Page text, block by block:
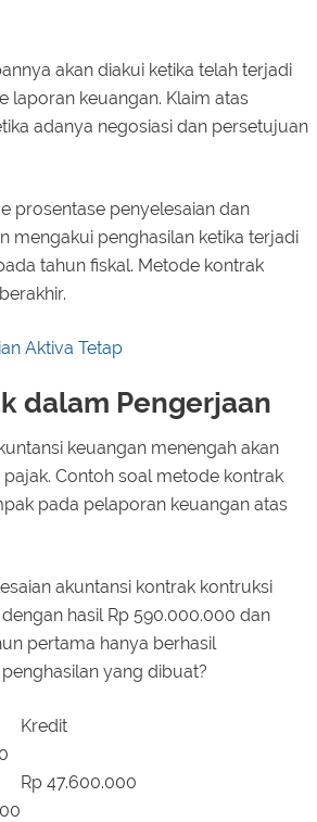
akan diakui ketika telah terjadi
laporan keuangan. Klaim atas
adanya negosiasi dan persetujuan
prosentase penyelesaian dan
mengakui penghasilan ketika terjadi
tahun fiskal. Metode kontrak
Aktiva Tetap
dalam Pengerjaan
keuangan menengah akan
Contoh soal metode kontrak
pada pelaporan keuangan atas
akuntansi kontrak kontruksi
hasil Rp 590.000.000 dan
pertama hanya berhasil
yang dibuat?
Kredit
Rp 47.600.000